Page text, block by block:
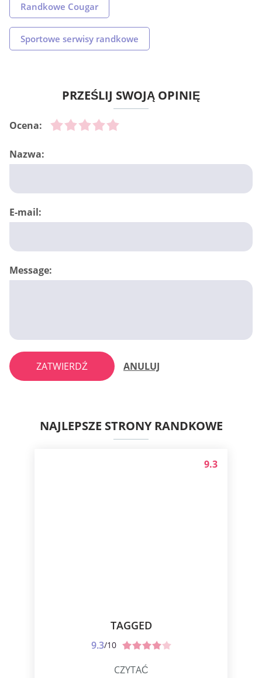
Randkowe Cougar
Sportowe serwisy randkowe
PRZEŚLIJ SWOJĄ OPINIĘ
Ocena:
Nazwa:
E-mail:
Message:
ZATWIERDŹ ANULUJ
NAJLEPSZE STRONY RANDKOWE
TAGGED
9.3/10
9.3
CZYTAĆ